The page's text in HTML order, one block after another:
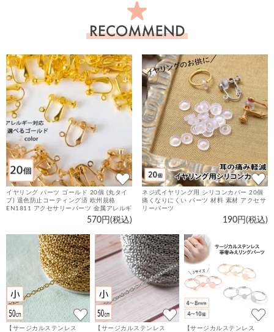
お
す
商
品
イヤリング パーツ ゴールド 20個 (丸タイ
プ) 退色防止コーティング済 欧州規格
EN1811 アクセサリーパーツ 金属アレルギ
ー対応 ニッケルフリー 金具 カン付 ネジバ
570円(税込)
ネジ式イヤリング用 シリコンカバー 20個
痛くなりにくい パーツ 材料 素材 アクセサ
リーパーツ
190円(税込)
【サージカルステンレス
【サージカルステンレス
【サージカルステンレス